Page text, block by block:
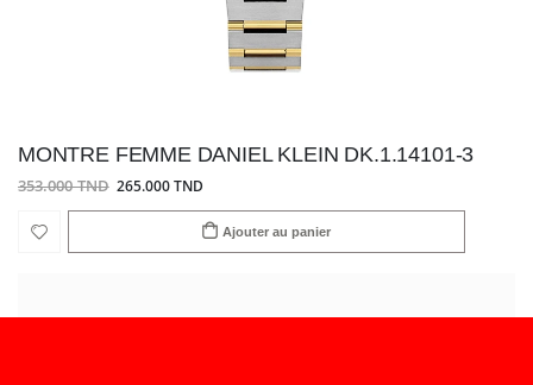
MONTRE FEMME DANIEL KLEIN DK.1.14101-3
353.000 TND 265.000 TND
Ajouter au panier